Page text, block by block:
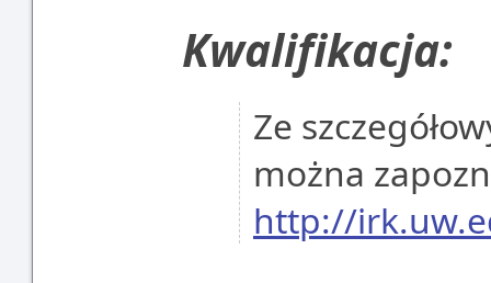
Kwalifikacja:
Ze
można
http://